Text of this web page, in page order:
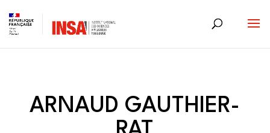
to
content
ARNAUD GAUTHIER-